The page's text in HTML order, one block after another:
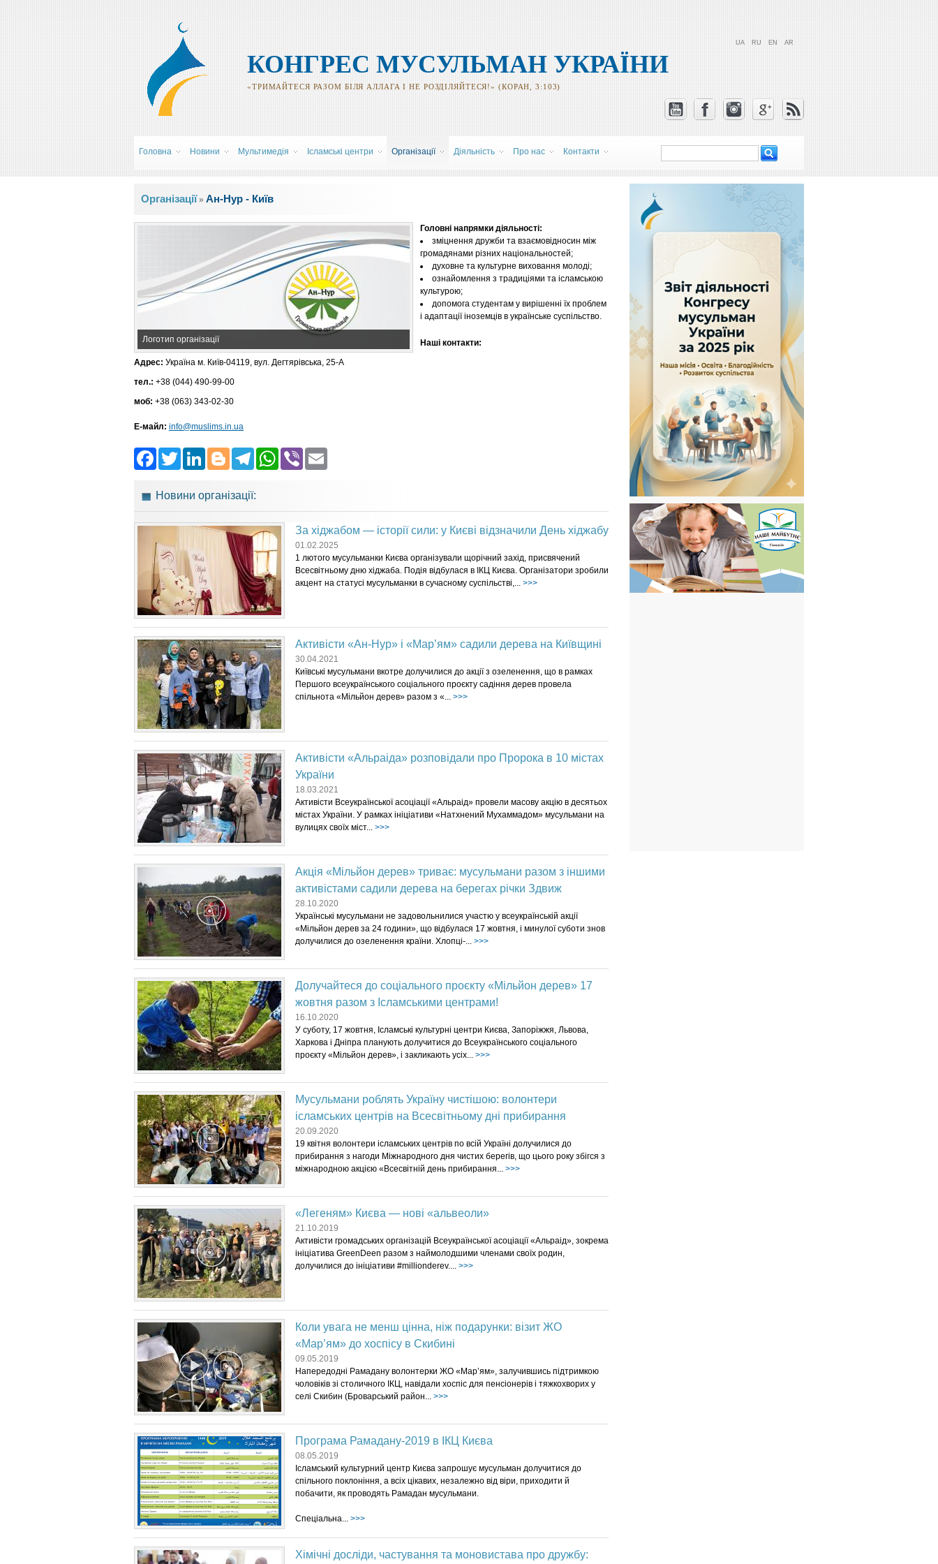
КОНГРЕС МУСУЛЬМАН УКРАЇНИ
«ТРИМАЙТЕСЯ РАЗОМ БІЛЯ АЛЛАГА І НЕ РОЗДІЛЯЙТЕСЯ!» (КОРАН, 3:103)
UA RU EN AR
Головна Новини Мультимедія Ісламські центри Організації Діяльність Про нас Контакти
Пошукова
форма
Ви є тут
Організації » Ан-Нур - Київ
Логотип організації
Головні напрямки діяльності:
зміцнення дружби та взаємовідносин між
громадянами різних національностей;
духовне та культурне виховання молоді;
ознайомлення з традиціями та ісламською
культурою;
допомога студентам у вирішенні їх проблем
і адаптації іноземців в українське суспільство.
Наші контакти:
Адрес: Україна м. Київ-04119, вул. Дегтярівська, 25-А
тел.: +38 (044) 490-99-00
моб: +38 (063) 343-02-30
Е-майл: info@muslims.in.ua
Facebook
Twitter
LinkedIn
Blogger
Telegram
WhatsApp
Viber
Новини організації:
За хіджабом — історії сили: у Києві відзначили День хіджабу
01.02.2025
1 лютого мусульманки Києва організували щорічний захід, присвячений
Всесвітньому дню хіджаба. Подія відбулася в ІКЦ Києва. Організатори зробили
акцент на статусі мусульманки в сучасному суспільстві,... >>>
Активісти «Ан-Нур» і «Мар’ям» садили дерева на Київщині
30.04.2021
Київські мусульмани вкотре долучилися до акції з озеленення, що в рамках
Першого всеукраїнського соціального проєкту садіння дерев провела
спільнота «Мільйон дерев» разом з «... >>>
Активісти «Альраіда» розповідали про Пророка в 10 містах
України
18.03.2021
Активісти Всеукраїнської асоціації «Альраід» провели масову акцію в десятьох
містах України. У рамках ініціативи «Натхнений Мухаммадом» мусульмани на
вулицях своїх міст... >>>
Акція «Мільйон дерев» триває: мусульмани разом з іншими
активістами садили дерева на берегах річки Здвиж
28.10.2020
Українські мусульмани не задовольнилися участю у всеукраїнській акції
«Мільйон дерев за 24 години», що відбулася 17 жовтня, і минулої суботи знов
долучилися до озеленення країни. Хлопці-... >>>
Долучайтеся до соціального проєкту «Мільйон дерев» 17
жовтня разом з Ісламськими центрами!
16.10.2020
У суботу, 17 жовтня, Ісламські культурні центри Києва, Запоріжжя, Львова,
Харкова і Дніпра планують долучитися до Всеукраїнського соціального
проєкту «Мільйон дерев», і закликають усіх... >>>
Мусульмани роблять Україну чистішою: волонтери
ісламських центрів на Всесвітньому дні прибирання
20.09.2020
19 квітня волонтери ісламських центрів по всій Україні долучилися до
прибирання з нагоди Міжнародного дня чистих берегів, що цього року збігся з
міжнародною акцією «Всесвітній день прибирання... >>>
«Легеням» Києва — нові «альвеоли»
21.10.2019
Активісти громадських організацій Всеукраїнської асоціації «Альраід», зокрема
ініціатива GreenDeen разом з наймолодшими членами своїх родин,
долучилися до ініціативи #millionderev.... >>>
Коли увага не менш цінна, ніж подарунки: візит ЖО
«Мар’ям» до хоспісу в Скибині
09.05.2019
Напередодні Рамадану волонтерки ЖО «Мар’ям», залучившись підтримкою
чоловіків зі столичного ІКЦ, навідали хоспіс для пенсіонерів і тяжкохворих у
селі Скибин (Броварський район... >>>
Програма Рамадану-2019 в ІКЦ Києва
08.05.2019
Ісламський культурний центр Києва запрошує мусульман долучитися до
спільного поклоніння, а всіх цікавих, незалежно від віри, приходити й
побачити, як проводять Рамадан мусульмани.
Спеціальна... >>>
Хімічні досліди, частування та моновистава про дружбу: